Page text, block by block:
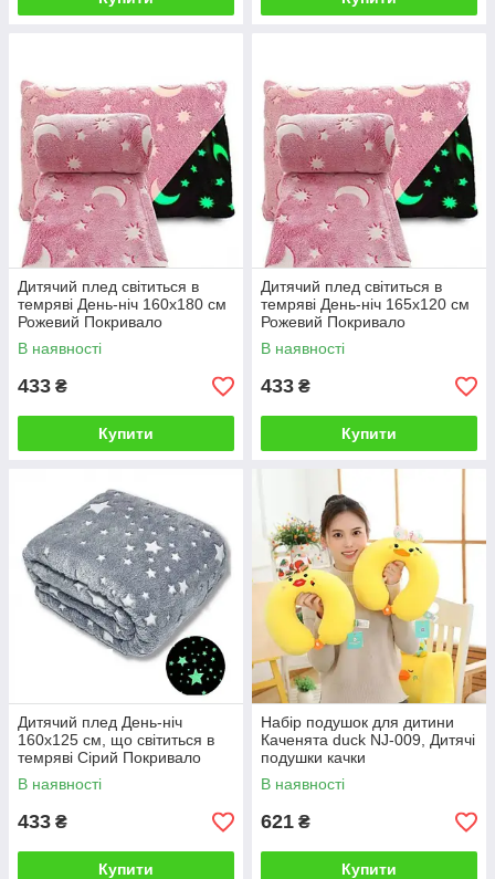
Дитячий плед світиться в
темряві День-ніч 160х180 см
Рожевий Покривало
Мікрофібра Ковдру
В наявності
433 ₴
Купити
Дитячий плед світиться в
темряві День-ніч 165х120 см
Рожевий Покривало
Мікрофібра Ковдру
В наявності
433 ₴
Купити
Дитячий плед День-ніч
160х125 см, що світиться в
темряві Сірий Покривало
Мікрофібра Ковдра
В наявності
433 ₴
Купити
Набір подушок для дитини
Каченята duck NJ-009, Дитячі
подушки качки
В наявності
621 ₴
Купити